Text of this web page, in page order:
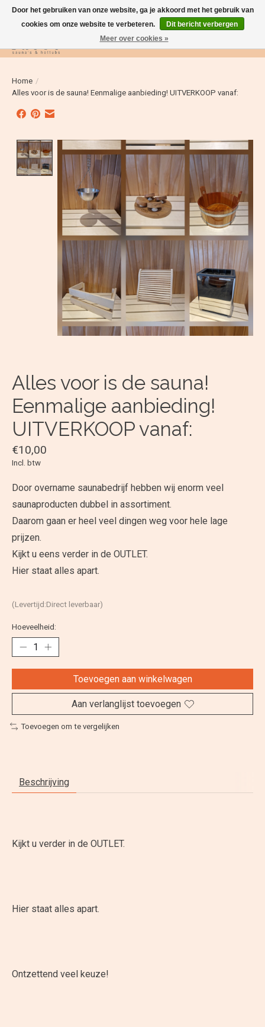
Verlanglijst
Home /
Alles voor is de sauna! Eenmalige aanbieding! UITVERKOOP vanaf:
Product image slideshow Items
Alles voor is de sauna!
Eenmalige aanbieding!
UITVERKOOP vanaf:
€10,00
Incl. btw
Door overname saunabedrijf hebben wij enorm veel
saunaproducten dubbel in assortiment.
Daarom gaan er heel veel dingen weg voor hele lage
prijzen.
Kijkt u eens verder in de OUTLET.
Hier staat alles apart.
(Levertijd:Direct leverbaar)
Hoeveelheid:
Toevoegen aan winkelwagen
Aan verlanglijst toevoegen
Toevoegen om te vergelijken
Beschrijving
Kijkt u verder in de OUTLET.
Hier staat alles apart.
Ontzettend veel keuze!
Door het gebruiken van onze website, ga je akkoord met het gebruik van
cookies om onze website te verbeteren.
Dit bericht verbergen
Meer over cookies »